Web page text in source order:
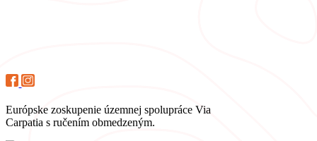
Európske zoskupenie územnej spolupráce Via
Carpatia s ručením obmedzeným.